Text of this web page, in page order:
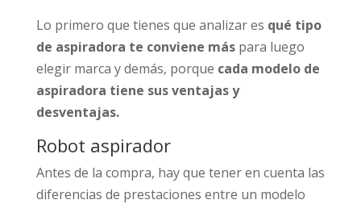
Lo primero que tienes que analizar es qué tipo
de aspiradora te conviene máspara luego
elegir marca y demás, porque cada modelo de
aspiradora tiene sus ventajas y
desventajas.
Robot aspirador
Antes de la compra, hay que tener en cuenta las
diferencias de prestaciones entre un modelo